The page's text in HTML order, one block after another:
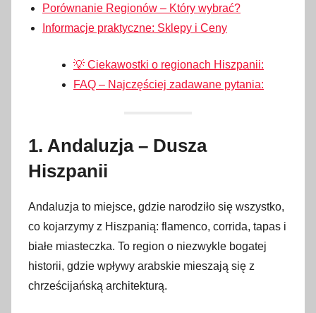
Porównanie Regionów – Który wybrać?
Informacje praktyczne: Sklepy i Ceny
💡 Ciekawostki o regionach Hiszpanii:
FAQ – Najczęściej zadawane pytania:
1. Andaluzja – Dusza
Hiszpanii
Andaluzja to miejsce, gdzie narodziło się wszystko,
co kojarzymy z Hiszpanią: flamenco, corrida, tapas i
białe miasteczka. To region o niezwykle bogatej
historii, gdzie wpływy arabskie mieszają się z
chrześcijańską architekturą.